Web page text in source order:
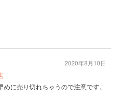
に売り切れちゃうので注意です。
2020年8月10日